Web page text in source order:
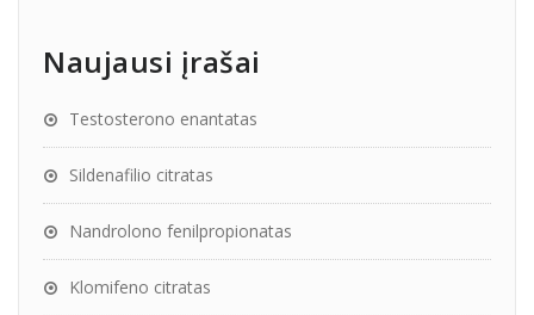
Naujausi įrašai
Testosterono enantatas
Sildenafilio citratas
Nandrolono fenilpropionatas
Klomifeno citratas